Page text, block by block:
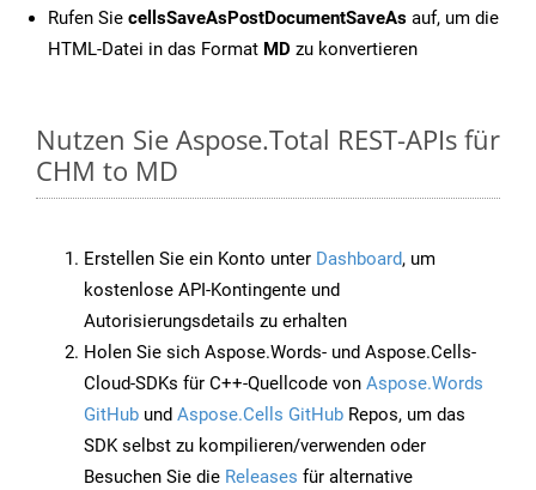
Rufen Sie cellsSaveAsPostDocumentSaveAs auf, um die
HTML-Datei in das Format MD zu konvertieren
Nutzen Sie Aspose.Total REST-APIs für
CHM to MD
Erstellen Sie ein Konto unter Dashboard, um
kostenlose API-Kontingente und
Autorisierungsdetails zu erhalten
Holen Sie sich Aspose.Words- und Aspose.Cells-
Cloud-SDKs für C++-Quellcode von Aspose.Words
GitHub und Aspose.Cells GitHub Repos, um das
SDK selbst zu kompilieren/verwenden oder
Besuchen Sie die Releases für alternative